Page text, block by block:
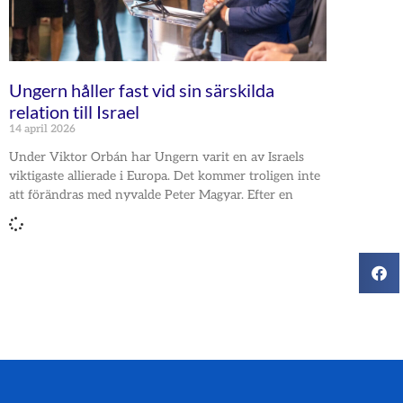
Ungern håller fast vid sin särskilda
relation till Israel
14 april 2026
Under Viktor Orbán har Ungern varit en av Israels
viktigaste allierade i Europa. Det kommer troligen inte
att förändras med nyvalde Peter Magyar. Efter en